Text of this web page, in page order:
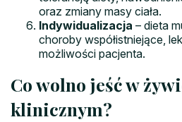
oraz zmiany masy ciała.
Indywidualizacja – dieta
choroby współistniejące,
możliwości pacjenta.
Co wolno jeść w
klinicznym?